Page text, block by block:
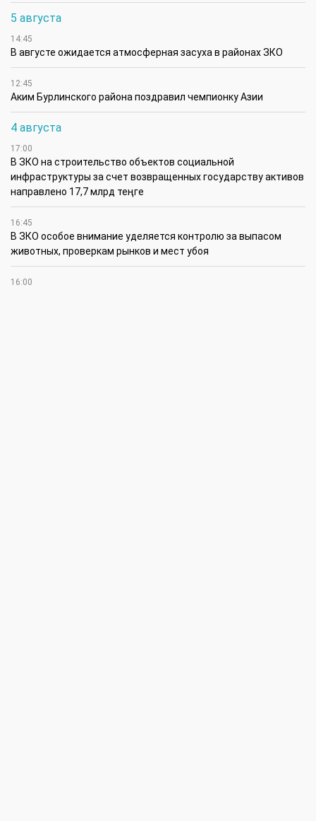
5 августа
14:45
В августе ожидается атмосферная засуха в районах ЗКО
12:45
Аким Бурлинского района поздравил чемпионку Азии
4 августа
17:00
В ЗКО на строительство объектов социальной
инфраструктуры за счет возвращенных государству активов
направлено 17,7 млрд теңге
16:45
В ЗКО особое внимание уделяется контролю за выпасом
животных, проверкам рынков и мест убоя
16:00